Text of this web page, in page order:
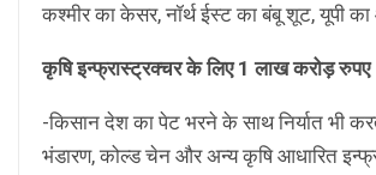
कश्मीर का केसर, नॉर्थ ईस्ट का बंबू शूट, यूपी
कृषि इन्फ्रास्ट्रक्चर के लिए 1 लाख करोड़ रुपए
-किसान देश का पेट भरने के साथ निर्यात भी
भंडारण, कोल्ड चेन और अन्य कृषि आधारित